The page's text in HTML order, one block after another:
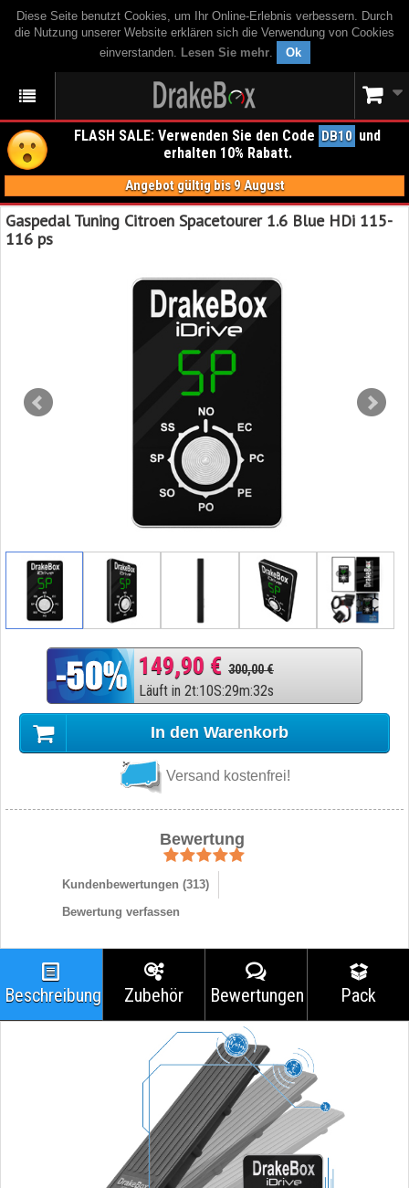
Diese Seite benutzt Cookies, um Ihr Online-Erlebnis verbessern. Durch
die Nutzung unserer Website erklären sich die Verwendung von Cookies
einverstanden. Lesen Sie mehr. Ok
FLASH SALE: Verwenden Sie den Code DB10 und
erhalten 10% Rabatt.
Angebot gültig bis 9 August
Gaspedal Tuning Citroen Spacetourer 1.6 Blue HDi 115-
116 ps
149,90 € 300,00 €
Läuft in 2t:10S:29m:31s
In den Warenkorb
Versand kostenfrei!
Bewertung
Kundenbewertungen (313)
Bewertung verfassen
Beschreibung Zubehör Bewertungen Pack